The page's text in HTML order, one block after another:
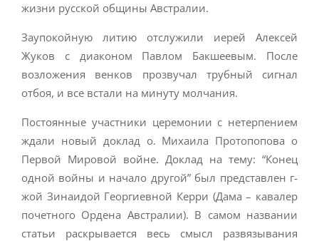
жизни русской общины Австралии.
Заупокойную литию отслужили иерей Алексей
Жуков с диаконом Павлом Бакшеевым. После
возложения венков прозвучал трубный сигнал
отбоя, и все встали на минуту молчания.
Постоянные участники церемонии с нетерпением
ждали новый доклад о. Михаила Протопопова о
Первой Мировой войне. Доклад на тему: “Конец
одной войны и начало другой” был представлен г-
жой Зинаидой Георгиевной Керри (Дама – кавалер
почетного Ордена Австралии). В самом названии
статьи раскрывается весь смысл развязывания